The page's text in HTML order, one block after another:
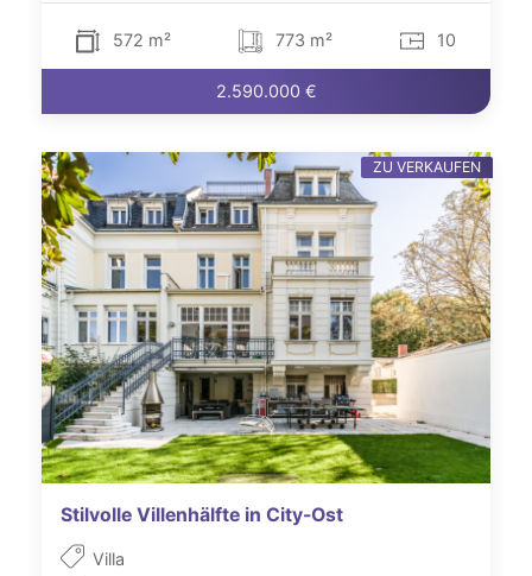
572 m² 773 m² 10
2.590.000 €
Stilvolle Villenhälfte in City-Ost
Villa
ZU VERKAUFEN